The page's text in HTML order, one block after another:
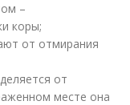
–
коры;
от отмирания
от
месте она